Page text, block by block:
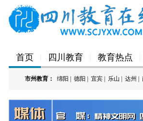
首页 四川教育 教育热点
市州教育： 绵阳 德阳 宜宾 乐山 达州
'); })();